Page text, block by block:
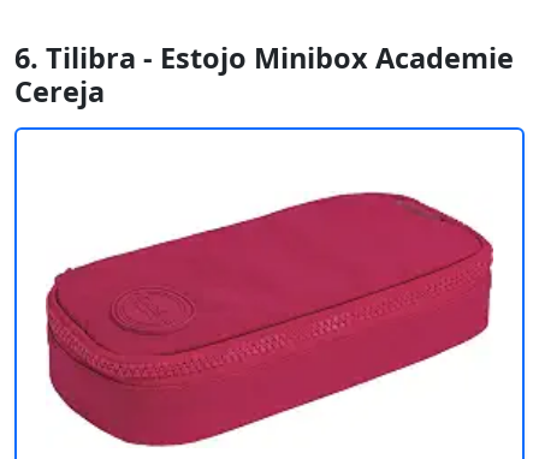
6. Tilibra - Estojo Minibox Academie
Cereja